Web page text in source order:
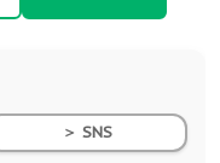
＞ SNS